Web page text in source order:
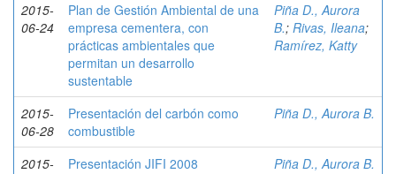
2015-
06-24
Plan de Gestión Ambiental de una
empresa cementera, con
prácticas ambientales que
permitan un desarrollo
sustentable
Piña D., Aurora
B.; Rivas, Ileana;
Ramírez, Katty
2015-
06-28
Presentación del carbón como
combustible
Piña D., Aurora B.
2015-
Presentación JIFI 2008 Piña D., Aurora B.